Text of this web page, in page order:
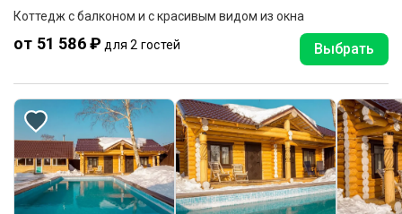
Коттедж с балконом и с красивым видом из окна
от 51 586 ₽ для 2 гостей Выбрать